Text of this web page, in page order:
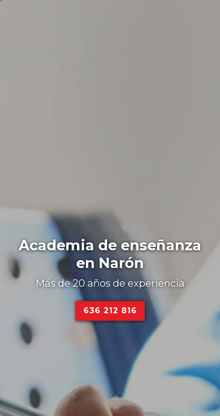
Academia de enseñanza
en Narón
Más de 20 años de experiencia
636 212 816